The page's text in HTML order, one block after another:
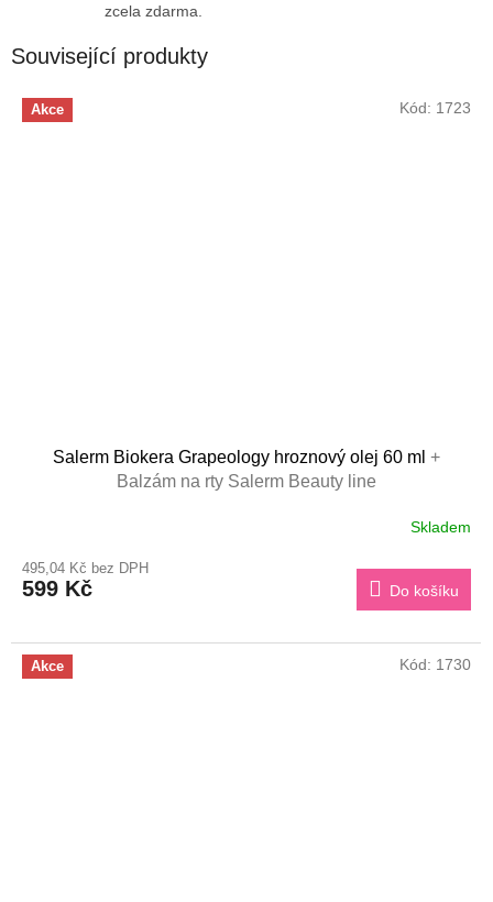
zcela zdarma.
Související produkty
Akce
Salerm Biokera Grapeology hroznový olej 60 ml +
Balzám na rty Salerm Beauty line
Skladem
495,04 Kč bez DPH
599 Kč Do košíku
Kód: 1723
Akce Kód: 1730